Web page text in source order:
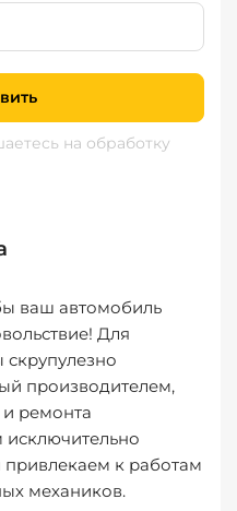
на обработку
ваш автомобиль
Для
производителем,
ремонта
исключительно
привлекаем к работам
механиков.